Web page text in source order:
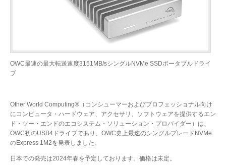
OWC最速の最大転送速度3151MB/sシングルNVMe SSDポータブルドライ
ブ
Other World Computing®（コンシューマーおよびプロフェッショナル向け
にコンピュータ・ハードウェア、アクセサリ、ソフトウェアを提供するエン
ド・ツー・エンドのエコシステム・ソリューション・プロバイダー）は、
OWC初のUSB4ドライブであり、OWC史上最速のシングルブレードNVMe
のExpress 1M2を発表しました。
日本での発売は2024年春を予定しております。価格は未定。